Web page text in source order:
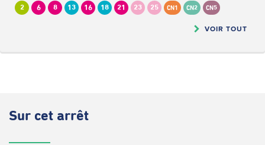
2 6 8 13 16 18 21 23 25 CN1 CN2 CN5
VOIR TOUT
Sur cet arrêt